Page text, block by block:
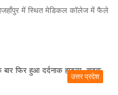
में स्थित मेडिकल कॉलेज में फैले
उत्तर प्रदेश